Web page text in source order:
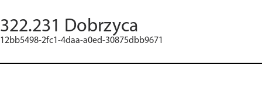
322.231 Dobrzyca
12bb5498-2fc1-4daa-a0ed-30875dbb9671